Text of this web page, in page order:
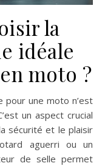
la
idéale
moto ?
un aspect crucial
sécurité et le plaisir
aguerri ou un
de selle permet